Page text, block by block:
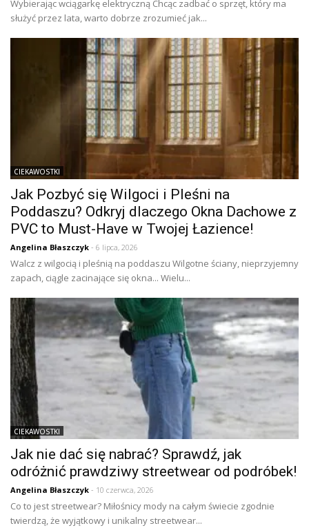
Wybierając wciągarkę elektryczną Chcąc zadbać o sprzęt, który ma
służyć przez lata, warto dobrze zrozumieć jak...
CIEKAWOSTKI
Jak Pozbyć się Wilgoci i Pleśni na
Poddaszu? Odkryj dlaczego Okna Dachowe z
PVC to Must-Have w Twojej Łazience!
Angelina Błaszczyk - 6 lipca, 2026
Walcz z wilgocią i pleśnią na poddaszu Wilgotne ściany, nieprzyjemny
zapach, ciągle zacinające się okna... Wielu...
CIEKAWOSTKI
Jak nie dać się nabrać? Sprawdź, jak
odróżnić prawdziwy streetwear od podróbek!
Angelina Błaszczyk - 10 czerwca, 2026
Co to jest streetwear? Miłośnicy mody na całym świecie zgodnie
twierdzą, że wyjątkowy i unikalny streetwear...